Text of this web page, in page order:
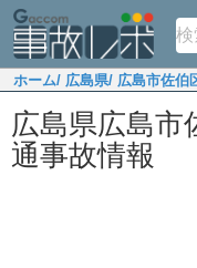
ホーム/ 広島県/ 広島市佐伯
広島県広島市
通事故情報